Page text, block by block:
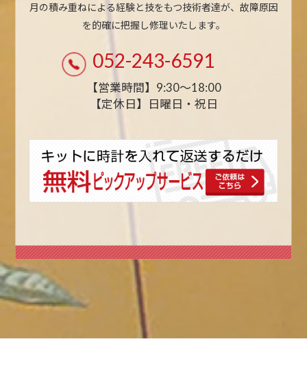
月の積み重ねによる経験と技をもつ技術者達が、故障原因
を的確に把握し修理いたします。
052-243-6591
【営業時間】9:30〜18:00
【定休日】日曜日・祝日